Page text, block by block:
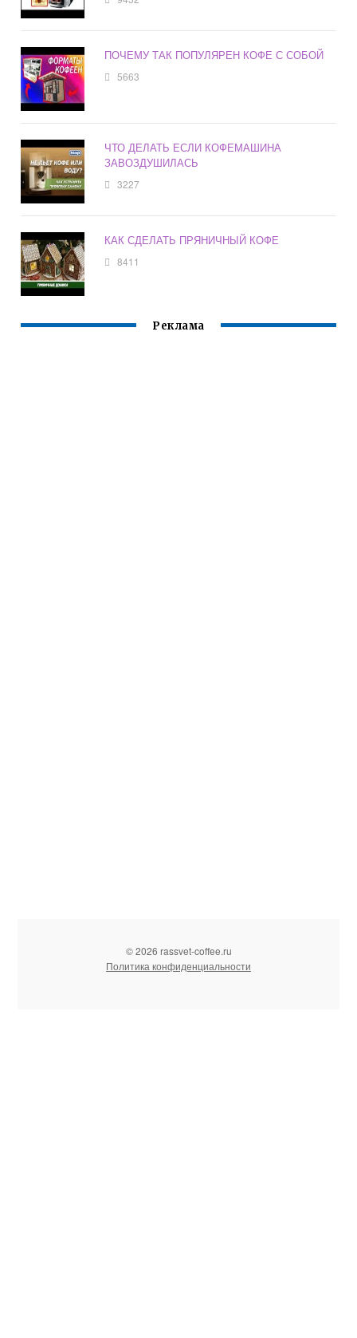
ПОЧЕМУ ТАК ПОПУЛЯРЕН КОФЕ С СОБОЙ
5663
ЧТО ДЕЛАТЬ ЕСЛИ КОФЕМАШИНА
ЗАВОЗДУШИЛАСЬ
3227
КАК СДЕЛАТЬ ПРЯНИЧНЫЙ КОФЕ
8411
Реклама
© 2026 rassvet-coffee.ru
Политика конфиденциальности